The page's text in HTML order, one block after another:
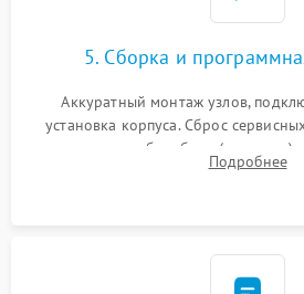
5. Сборка и
Аккуратный монтаж узлов,
установка корпуса. Сброс
счетчиков абсорбера (памперса)
обновление прошивки и программная
Подробнее